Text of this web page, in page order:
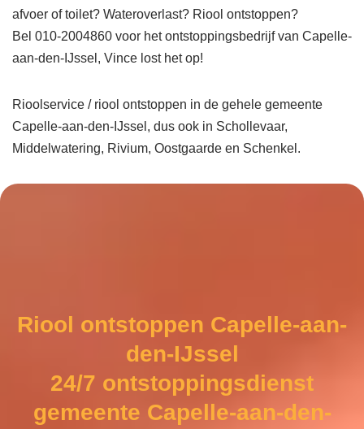
afvoer of toilet? Wateroverlast? Riool ontstoppen?
Bel 010-2004860 voor het ontstoppingsbedrijf van Capelle-
aan-den-IJssel, Vince lost het op!
Rioolservice / riool ontstoppen in de gehele gemeente
Capelle-aan-den-IJssel, dus ook in Schollevaar,
Middelwatering, Rivium, Oostgaarde en Schenkel.
Riool ontstoppen Capelle-aan-
den-IJssel
24/7 ontstoppingsdienst
gemeente Capelle-aan-den-